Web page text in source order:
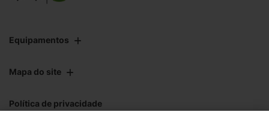
Equipamentos
Mapa do site
Política de privacidade